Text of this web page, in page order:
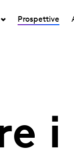
Prospettive